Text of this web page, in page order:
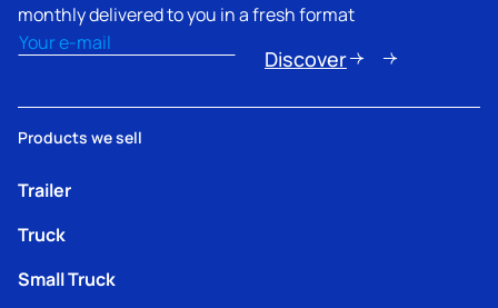
monthly delivered to you in a fresh format
Email(Obbligatorio)
Discover
Products we sell
Trailer
Truck
Small Truck